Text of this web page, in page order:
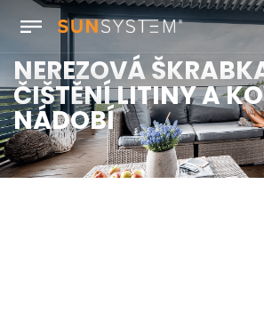
NEREZOVÁ
ČIŠTĚNÍ LITINY A
NÁDOBÍ